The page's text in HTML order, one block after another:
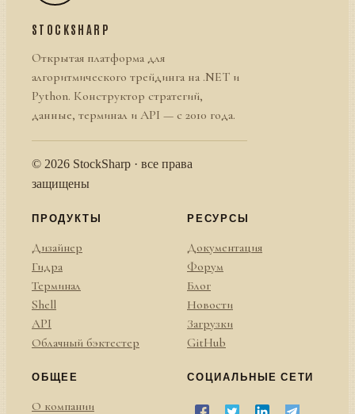
STOCKSHARP
Открытая платформа для
алгоритмического трейдинга на .NET и
Python. Конструктор стратегий,
данные, терминал и API — с 2010 года.
© 2026 StockSharp · все права
защищены
ПРОДУКТЫ
Дизайнер
Гидра
Терминал
Shell
API
Облачный бэктестер
РЕСУРСЫ
Документация
Форум
Блог
Новости
Загрузки
GitHub
ОБЩЕЕ
О компании
СОЦИАЛЬНЫЕ СЕТИ